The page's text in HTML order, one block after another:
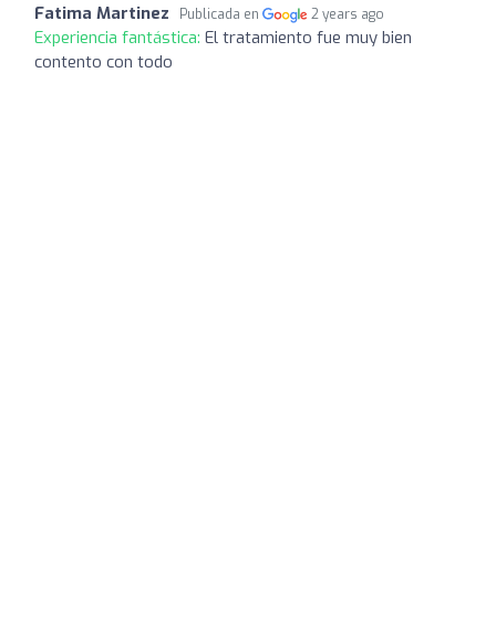
Fatima Martinez Publicada en 2 years ago
Experiencia fantástica: El tratamiento fue muy bien
contento con todo